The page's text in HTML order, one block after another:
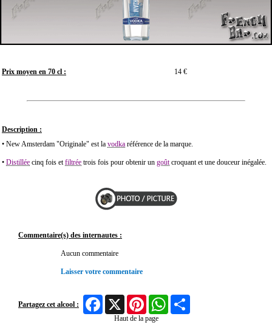
Prix moyen en 70 cl : 14 €
Description :
• New Amsterdam "Originale" est la vodka référence de la marque.
• Distillée cinq fois etfiltrée trois fois pour obtenir un goûtcroquant et une douceur inégalée.
Commentaire(s) des internautes :
Aucun commentaire
Laisser votre commentaire
Partagez cet alcool :
FacebookX Pinterest WhatsApp
Haut de la page